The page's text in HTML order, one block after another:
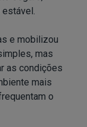
e mobilizou
mas
as condições
mais
o